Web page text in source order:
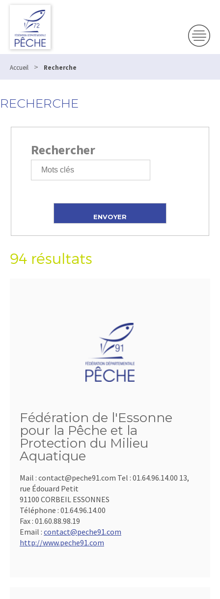
Accueil > Recherche
RECHERCHE
Rechercher
94 résultats
Fédération de l'Essonne
pour la Pêche et la
Protection du Milieu
Aquatique
Mail : contact@peche91.com Tel : 01.64.96.14.00 13,
rue Édouard Petit
91100 CORBEIL ESSONNES
Téléphone : 01.64.96.14.00
Fax : 01.60.88.98.19
Email : contact@peche91.com
http://www.peche91.com